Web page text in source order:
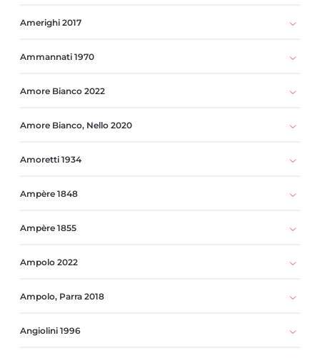
Amerighi 2017
Ammannati 1970
Amore Bianco 2022
Amore Bianco, Nello 2020
Amoretti 1934
Ampère 1848
Ampère 1855
Ampolo 2022
Ampolo, Parra 2018
Angiolini 1996